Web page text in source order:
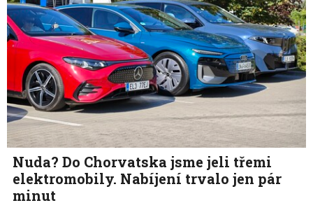
Nuda? Do Chorvatska jsme jeli třemi
elektromobily. Nabíjení trvalo jen pár
minut